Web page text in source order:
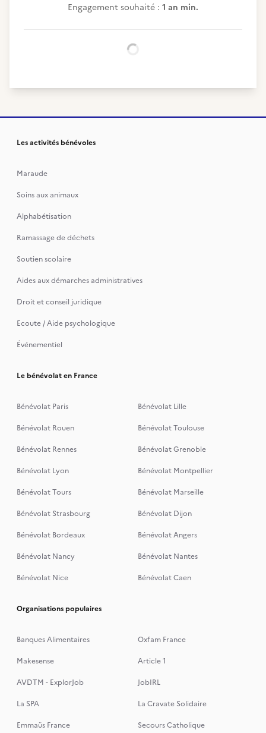
Engagement souhaité : 1 an min.
Les activités bénévoles
Maraude
Soins aux animaux
Alphabétisation
Ramassage de déchets
Soutien scolaire
Aides aux démarches administratives
Droit et conseil juridique
Ecoute / Aide psychologique
Événementiel
Le bénévolat en France
Bénévolat Paris
Bénévolat Lille
Bénévolat Rouen
Bénévolat Toulouse
Bénévolat Rennes
Bénévolat Grenoble
Bénévolat Lyon
Bénévolat Montpellier
Bénévolat Tours
Bénévolat Marseille
Bénévolat Strasbourg
Bénévolat Dijon
Bénévolat Bordeaux
Bénévolat Angers
Bénévolat Nancy
Bénévolat Nantes
Bénévolat Nice
Bénévolat Caen
Organisations populaires
Banques Alimentaires
Oxfam France
Makesense
Article 1
AVDTM - ExplorJob
JobIRL
La SPA
La Cravate Solidaire
Emmaüs France
Secours Catholique